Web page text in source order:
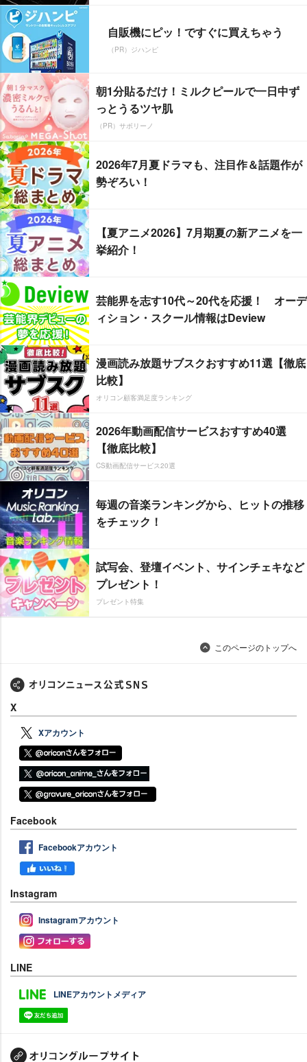
自販機にピッ！ですぐに買えちゃう
（PR）ジハンピ
朝1分貼るだけ！ミルクピールで一日中ず
っとうるツヤ肌
（PR）サボリーノ
2026年7月夏ドラマも、注目作＆話題作が
勢ぞろい！
【夏アニメ2026】7月期夏の新アニメを一
挙紹介！
芸能界を志す10代～20代を応援！ オーデ
ィション・スクール情報はDeview
漫画読み放題サブスクおすすめ11選【徹底
比較】
オリコン顧客満足度ランキング
2026年動画配信サービスおすすめ40選
【徹底比較】
CS動画配信サービス20選
毎週の音楽ランキングから、ヒットの推移
をチェック！
試写会、登壇イベント、サインチェキなど
プレゼント！
プレゼント特集
このページのトップへ
X
Xアカウント
Facebook
Facebookアカウント
Instagram
Instagramアカウント
LINE
LINEアカウントメディア